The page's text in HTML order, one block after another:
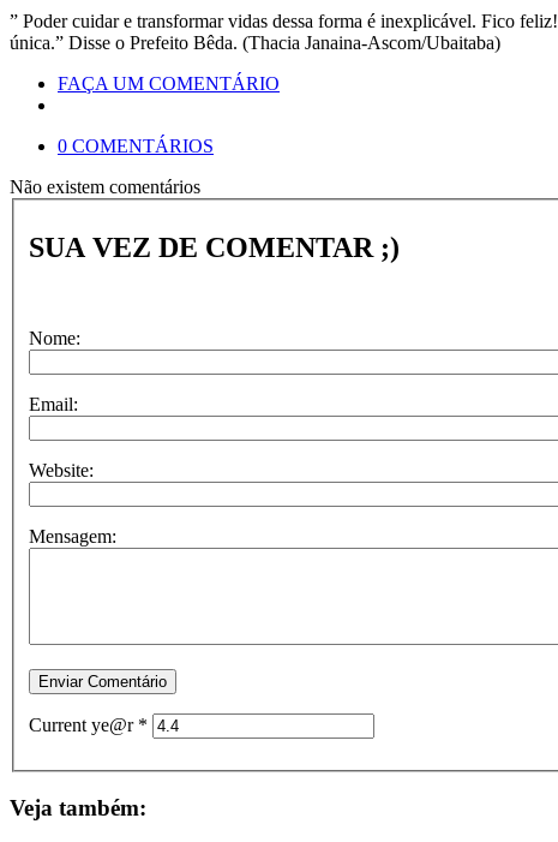
” Poder cuidar e transformar vidas dessa forma é inexplicável. Fico
única.” Disse o Prefeito Bêda. (Thacia Janaina-Ascom/Ubaitaba)
FAÇA UM COMENTÁRIO
0 COMENTÁRIOS
Não existem comentários
SUA VEZ DE COMENTAR ;)
Nome:
Email:
Website:
Mensagem:
Current ye@r *
Veja também: